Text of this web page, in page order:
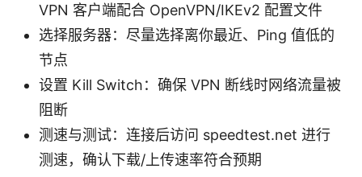
VPN 客户端配合 OpenVPN/IKEv2 配置文件
选择服务器：尽量选择离你最近、Ping 值低的
节点
设置 Kill Switch：确保 VPN 断线时网络流量被
阻断
测速与测试：连接后访问 speedtest.net 进行
测速，确认下载/上传速率符合预期